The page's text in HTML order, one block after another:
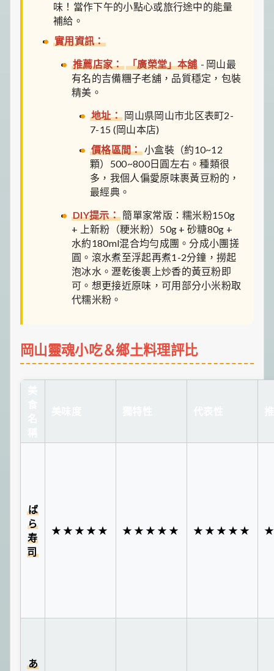
味！當作下午的小點心或旅行途中的能量
補給。
實用資訊：
推薦店家： 「廣榮堂」本舖 - 岡山最
有名的吉備糰子老舖，品質穩定，包裝
精美。
地址：岡山県岡山市北区表町2-
7-15 (岡山本店)
價格區間：小盒裝（約10~12
顆）500~800日圓左右。種類很
多，我個人偏愛原味裹黃豆粉的，
最經典。
DIY提示：簡單家常版：糯米粉150g
+ 上新粉（粳米粉）50g + 砂糖80g +
水約180ml混合均勻成團。分成小團搓
圓。滾水煮至浮起再煮1-2分鐘，撈起
泡冰水。瀝乾後裹上炒香的黃豆粉即
可。想更接近原味，可用部分小米粉取
代糯米粉。
岡山靈魂小吃＆鄉土料理評比
ば
ら
寿
司
★★★★★ ★★★★★ ★★★★★
あ